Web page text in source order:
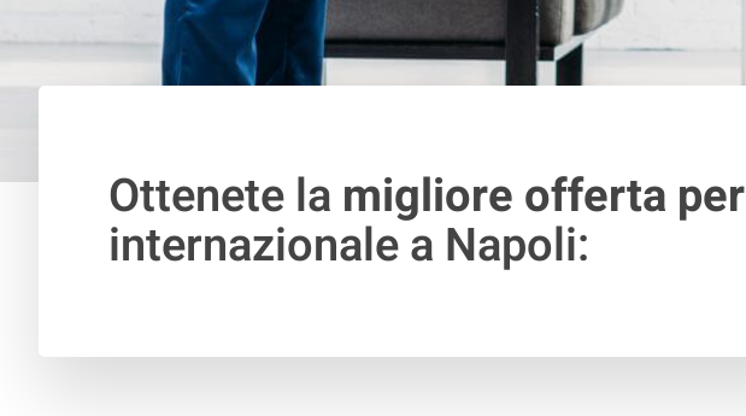
Ottenete la migliore offerta per
internazionale a Napoli: